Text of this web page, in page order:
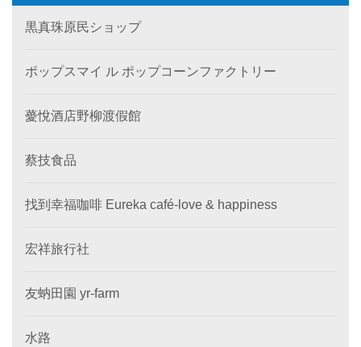
黒真珠原民ショップ
ポップスマイ ル ポップコーンファクトリー
薆悅酒店野柳渡假館
蔡技食品
找到幸福咖啡 Eureka café-love & happiness
宏祥旅行社
友蚋田園 yr-farm
水路